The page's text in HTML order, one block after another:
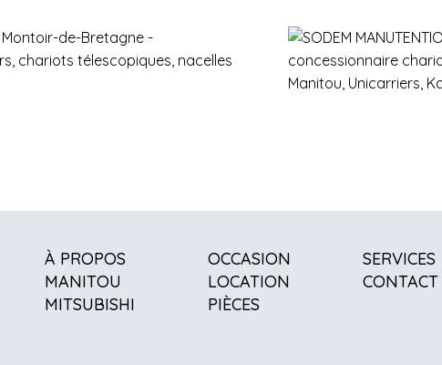
À PROPOS
MANITOU
MITSUBISHI
OCCASION
LOCATION
PIÈCES
SERVICES
CONTACT